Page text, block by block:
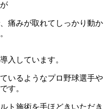
痛みが取れてしっかり動か
入しています。
いるようなプロ野球選手や
す。
ト施術を手ほどきいただき